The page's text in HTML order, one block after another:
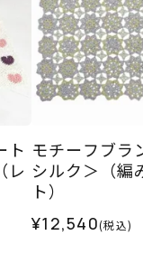
ト
レ
モチーフブラ
シルク＞（編
ト）
¥12,540(税込)